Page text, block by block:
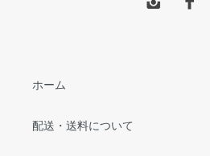
ホーム
配送・送料について